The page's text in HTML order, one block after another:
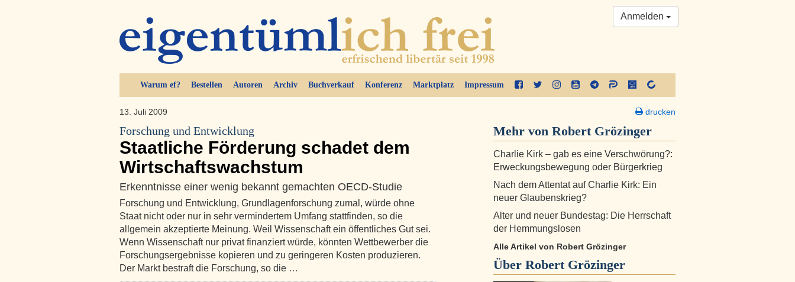
Warum ef? Bestellen Autoren Archiv Buchverkauf Konferenz Marktplatz Impressum
Anmelden
13. Juli 2009
Forschung und Entwicklung
Staatliche Förderung schadet dem
Wirtschaftswachstum
Erkenntnisse einer wenig bekannt gemachten OECD-Studie
Forschung und Entwicklung, Grundlagenforschung zumal, würde ohne
Staat nicht oder nur in sehr vermindertem Umfang stattfinden, so die
allgemein akzeptierte Meinung. Weil Wissenschaft ein öffentliches Gut sei.
Wenn Wissenschaft nur privat finanziert würde, könnten Wettbewerber die
Forschungsergebnisse kopieren und zu geringeren Kosten produzieren.
Der Markt bestraft die Forschung, so die …
drucken
Mehr von Robert Grözinger
Charlie Kirk – gab es eine Verschwörung?:
Erweckungsbewegung oder Bürgerkrieg
Nach dem Attentat auf Charlie Kirk: Ein
neuer Glaubenskrieg?
Alter und neuer Bundestag: Die Herrschaft
der Hemmungslosen
Alle Artikel von Robert Grözinger
Über Robert Grözinger